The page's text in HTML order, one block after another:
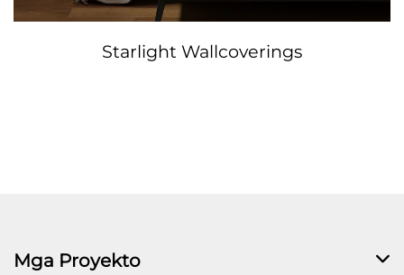
Starlight Wallcoverings
Mga Proyekto